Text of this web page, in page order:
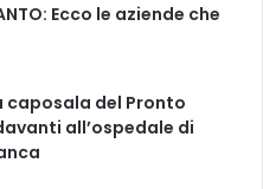
Ecco le aziende che
caposala del Pronto
all’ospedale di